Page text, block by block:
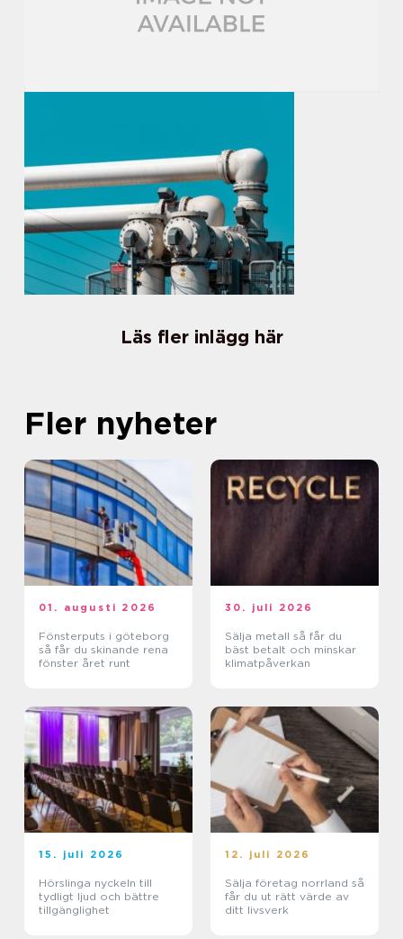
Läs fler inlägg här
Fler nyheter
01. augusti 2026
Fönsterputs i göteborg
så får du skinande rena
fönster året runt
30. juli 2026
Sälja metall så får du
bäst betalt och minskar
klimatpåverkan
15. juli 2026
Hörslinga nyckeln till
tydligt ljud och bättre
tillgänglighet
12. juli 2026
Sälja företag norrland så
får du ut rätt värde av
ditt livsverk